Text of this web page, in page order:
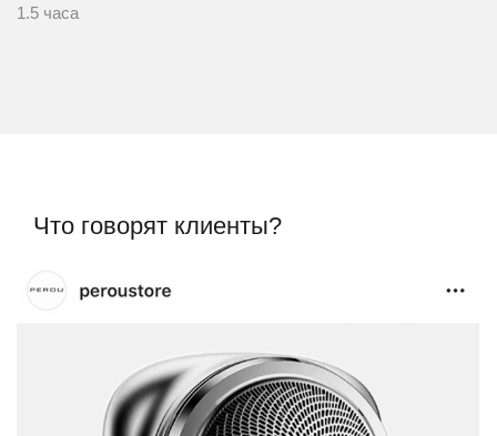
1.5 часа
Что говорят клиенты?